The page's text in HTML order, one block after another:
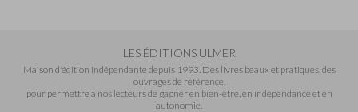
LES ÉDITIONS ULMER
Maison d'édition indépendante depuis 1993. Des livres beaux et pratiques, des
ouvrages de référence,
pour permettre à nos lecteurs de gagner en bien-être, en indépendance et en
autonomie.